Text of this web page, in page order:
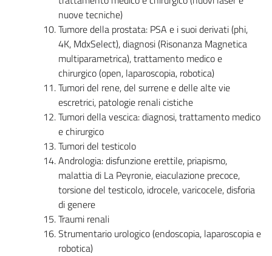
nuove tecniche)
Tumore della prostata: PSA e i suoi derivati (phi,
4K, MdxSelect), diagnosi (Risonanza Magnetica
multiparametrica), trattamento medico e
chirurgico (open, laparoscopia, robotica)
Tumori del rene, del surrene e delle alte vie
escretrici, patologie renali cistiche
Tumori della vescica: diagnosi, trattamento medico
e chirurgico
Tumori del testicolo
Andrologia: disfunzione erettile, priapismo,
malattia di La Peyronie, eiaculazione precoce,
torsione del testicolo, idrocele, varicocele, disforia
di genere
Traumi renali
Strumentario urologico (endoscopia, laparoscopia e
robotica)